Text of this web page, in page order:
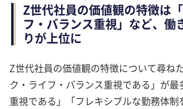
Z世代社員の価値観の特徴は
フ・バランス重視」など、働
りが上位に
Z世代社員の価値観の特徴について尋ね
ク・ライフ・バランス重視である」が最
重視である」「フレキシブルな勤務体